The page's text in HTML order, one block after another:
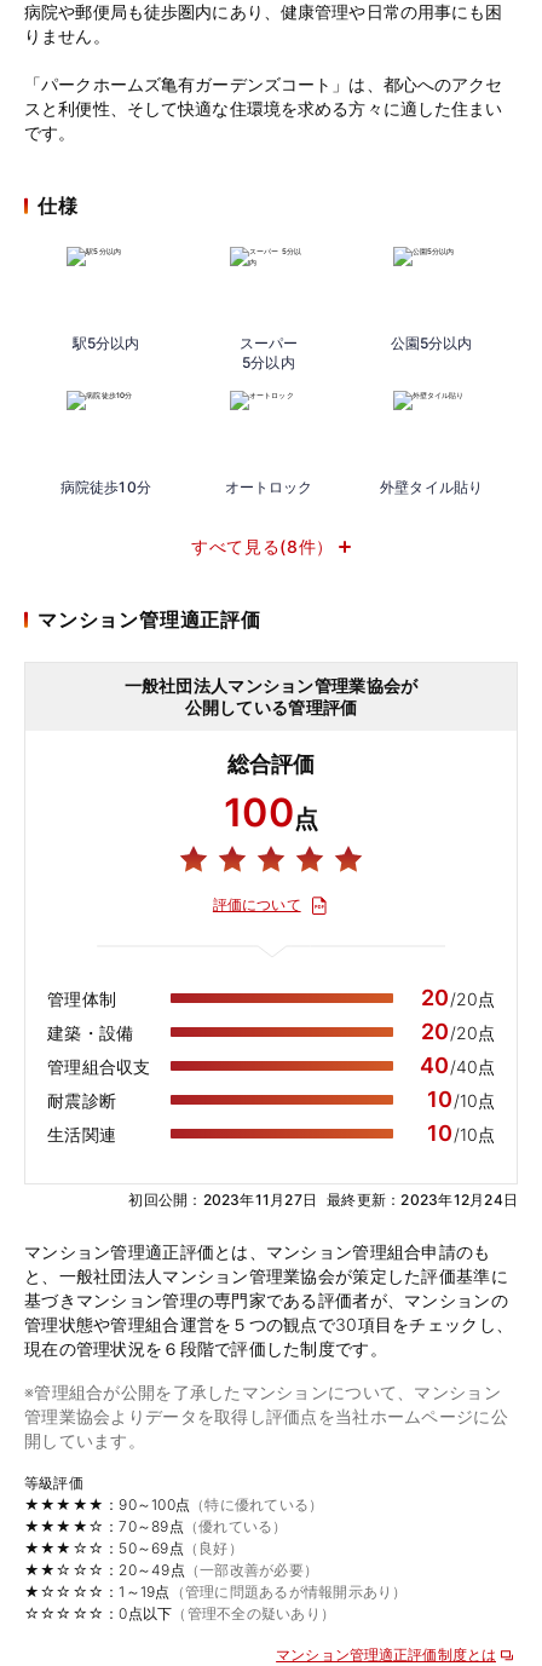
病院や郵便局も徒歩圏内にあり、健康管理や日常の用事にも困
りません。
「パークホームズ亀有ガーデンズコート」は、都心へのアクセ
スと利便性、そして快適な住環境を求める方々に適した住まい
です。
仕様
駅5分以内
スーパー
5分以内
公園5分以内
病院徒歩10分 オートロック 外壁タイル貼り
すべて見る(8件）
マンション管理適正評価
一般社団法人マンション管理業協会が
公開している管理評価
総合評価
100点
評価について
管理体制 20/20点
建築・設備
20/20点
管理組合収支
40/40点
耐震診断
10/10点
生活関連
10/10点
初回公開：2023年11月27日 最終更新：2023年12月24日
マンション管理適正評価とは、マンション管理組合申請のも
と、一般社団法人マンション管理業協会が策定した評価基準に
基づきマンション管理の専門家である評価者が、マンションの
管理状態や管理組合運営を５つの観点で30項目をチェックし、
現在の管理状況を６段階で評価した制度です。
※管理組合が公開を了承したマンションについて、マンション
管理業協会よりデータを取得し評価点を当社ホームページに公
開しています。
等級評価
★★★★★：90～100点 （特に優れている）
★★★★☆：70～89点 （優れている）
★★★☆☆：50～69点 （良好）
★★☆☆☆：20～49点 （一部改善が必要）
★☆☆☆☆：1～19点 （管理に問題あるが情報開示あり）
☆☆☆☆☆：0点以下 （管理不全の疑いあり）
マンション管理適正評価制度とは